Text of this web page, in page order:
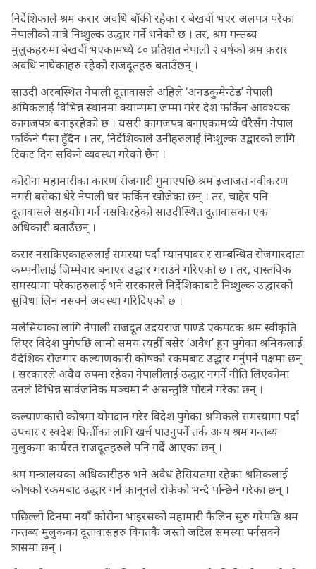
निर्देशिकाले श्रम करार अवधि बाँकी रहेका र बेखर्ची भएर अलपत्र परेका
नेपालीको मात्रै निःशुल्क उद्धार गर्ने भनेको छ । तर, श्रम गन्तब्य
मुलुकहरुमा बेखर्ची भएकामध्ये ८० प्रतिशत नेपाली २ वर्षको श्रम करार
अवधि नाघेकाहरु रहेको राजदूतहरु बताउँछन् ।
साउदी अरबस्थित नेपाली दूतावासले अहिले ‘अनडकुमेन्टेड’ नेपाली
श्रमिकलाई विभिन्न स्थानमा क्याम्पमा जम्मा गरेर देश फर्किन आवश्यक
कागजपत्र बनाइरहेको छ । यसरी कागजपत्र बनाएकामध्ये धेरैसँग नेपाल
फर्किने पैसा हुँदैन । तर, निर्देशिकाले उनीहरुलाई निःशुल्क उद्वारको लागि
टिकट दिन सकिने व्यवस्था गरेको छैन ।
कोरोना महामारीका कारण रोजगारी गुमाएपछि श्रम इजाजत नवीकरण
नगरी बसेका धेरै नेपाली घर फर्किन खोजेका छन् । तर, चाहेर पनि
दूतावासले सहयोग गर्न नसकिरहेको साउदीस्थित दुतावासका एक
अधिकारी बताउँछन् ।
करार नसकिएकाहरुलाई समस्या पर्दा म्यानपावर र सम्बन्धित रोजगारदाता
कम्पनीलाई जिम्मेवार बनाएर उद्धार गराउने गरिएको छ । तर, वास्तविक
समस्यामा परेकाहरुलाई भने सरकारले निर्देशिकाबाटै निःशुल्क उद्धारको
सुविधा लिन नसक्ने अवस्था गरिदिएको छ ।
मलेसियाका लागि नेपाली राजदूत उदयराज पाण्डे एकपटक श्रम स्वीकृति
लिएर विदेश पुगेपछि लामो समय त्यहीँ बसेर ‘अवैध’ हुन पुगेका श्रमिकलाई
वैदेशिक रोजगार कल्याणकारी कोषको रकमबाट उद्धार गर्नुपर्ने पक्षमा छन्
। सरकारले अवैध रुपमा रहेका नेपालीलाई उद्धार नगर्ने नीति लिएकोमा
उनले विभिन्न सार्वजनिक मञ्चमा नै असन्तुष्टि पोख्ने गरेका छन् ।
कल्याणकारी कोषमा योगदान गरेर विदेश पुगेका श्रमिकले समस्यामा पर्दा
उपचार र स्वदेश फिर्तीका लागि खर्च पाउनुपर्ने तर्क अन्य श्रम गन्तब्य
मुलुकमा कार्यरत राजदूतहरुले पनि गर्दै आएका छन् ।
श्रम मन्त्रालयका अधिकारीहरु भने अवैध हैसियतमा रहेका श्रमिकलाई
कोषको रकमबाट उद्धार गर्न कानूनले रोकेको भन्दै पन्छिने गरेका छन् ।
पछिल्लो दिनमा नयाँ कोरोना भाइरसको महामारी फैलिन सुरु गरेपछि श्रम
गन्तब्य मुलुकका दूतावासहरु विगतकै जस्तो जटिल समस्या पर्नसक्ने
त्रासमा छन् ।